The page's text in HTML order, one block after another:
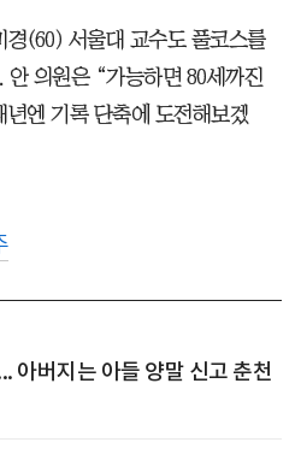
경(60) 서울대 교수도 풀코스를
의원은 “가능하면 80세까진
엔 기록 단축에 도전해보겠
아버지는 아들 양말 신고 춘천